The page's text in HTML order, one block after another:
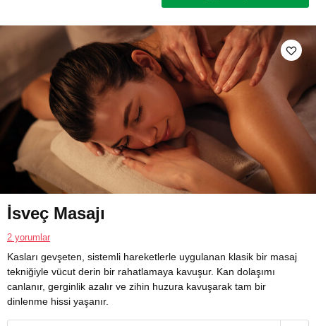
İsveç Masajı
2 yorumlar
Kasları gevşeten, sistemli hareketlerle uygulanan klasik bir masaj
tekniğiyle vücut derin bir rahatlamaya kavuşur. Kan dolaşımı
canlanır, gerginlik azalır ve zihin huzura kavuşarak tam bir
dinlenme hissi yaşanır.